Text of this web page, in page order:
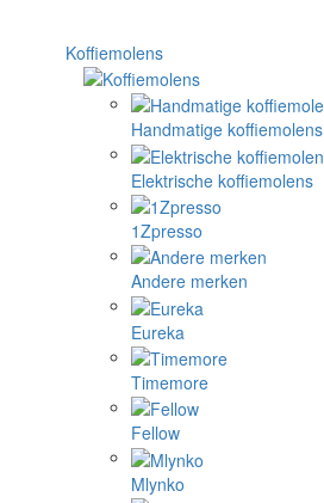
Koffiemolens
Handmatige koffiemolens
Elektrische koffiemolens
1Zpresso
Andere merken
Eureka
Timemore
Fellow
Mlynko